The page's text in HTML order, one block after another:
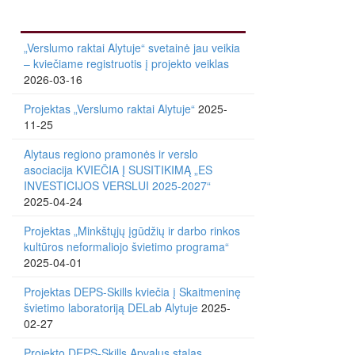
„Verslumo raktai Alytuje“ svetainė jau veikia
– kviečiame registruotis į projekto veiklas
2026-03-16
Projektas „Verslumo raktai Alytuje“ 2025-
11-25
Alytaus regiono pramonės ir verslo
asociacija KVIEČIA Į SUSITIKIMĄ „ES
INVESTICIJOS VERSLUI 2025-2027“
2025-04-24
Projektas „Minkštųjų įgūdžių ir darbo rinkos
kultūros neformaliojo švietimo programa“
2025-04-01
Projektas DEPS-Skills kviečia į Skaitmeninę
švietimo laboratoriją DELab Alytuje 2025-
02-27